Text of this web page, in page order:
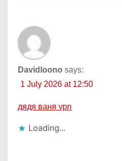
Davidloono says:
1 July 2026 at 12:50
дядя ваня vpn
Loading...